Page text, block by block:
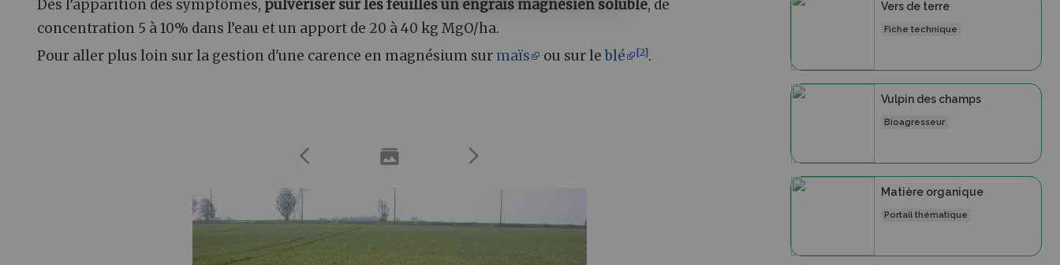
Dès l’apparition des symptômes, pulvériser sur les feuilles un engrais magnésien soluble, de
concentration 5 à 10% dans l’eau et un apport de 20 à 40 kg MgO/ha.
Pour aller plus loin sur la gestion d'une carence en magnésium sur maïs ou sur leblé [2].
Vers de terre
Fiche technique
Vulpin des champs
Bioagresseur
Matière organique
Portail thématique